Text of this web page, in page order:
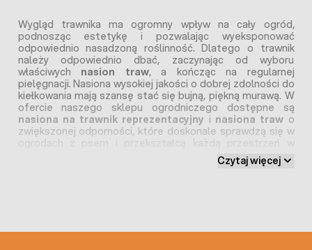
Wygląd trawnika ma ogromny wpływ na cały ogród,
podnosząc estetykę i pozwalając wyeksponować
odpowiednio nasadzoną roślinność. Dlatego o trawnik
należy odpowiednio dbać, zaczynając od wyboru
właściwych nasion traw, a kończąc na regularnej
pielęgnacji. Nasiona wysokiej jakości o dobrej zdolności do
kiełkowania mają szansę stać się bujną, piękną murawą. W
ofercie naszego sklepu ogrodniczego dostępne są
nasiona na trawnik reprezentacyjny i nasiona traw o
zwiększonej odporności, które doskonale sprawdzą się w
ogrodach z psem i przekształcą każdą przestrzeń w
zieloną oazę. Oferowane przez nas produkty są starannie
wyselekcjonowane, aby sprostać oczekiwaniom zarówno
Czytaj więcej